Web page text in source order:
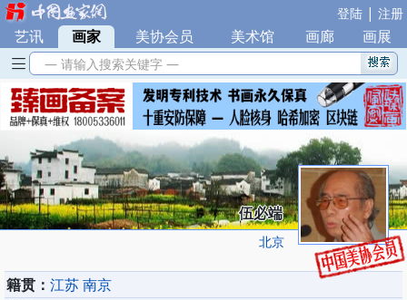
登陆 | 注册
艺讯 | 画家 美协会员 美术馆 画廊 画展
— 请输入搜索关键字 —
伍必端
北京
籍贯： 江苏 南京